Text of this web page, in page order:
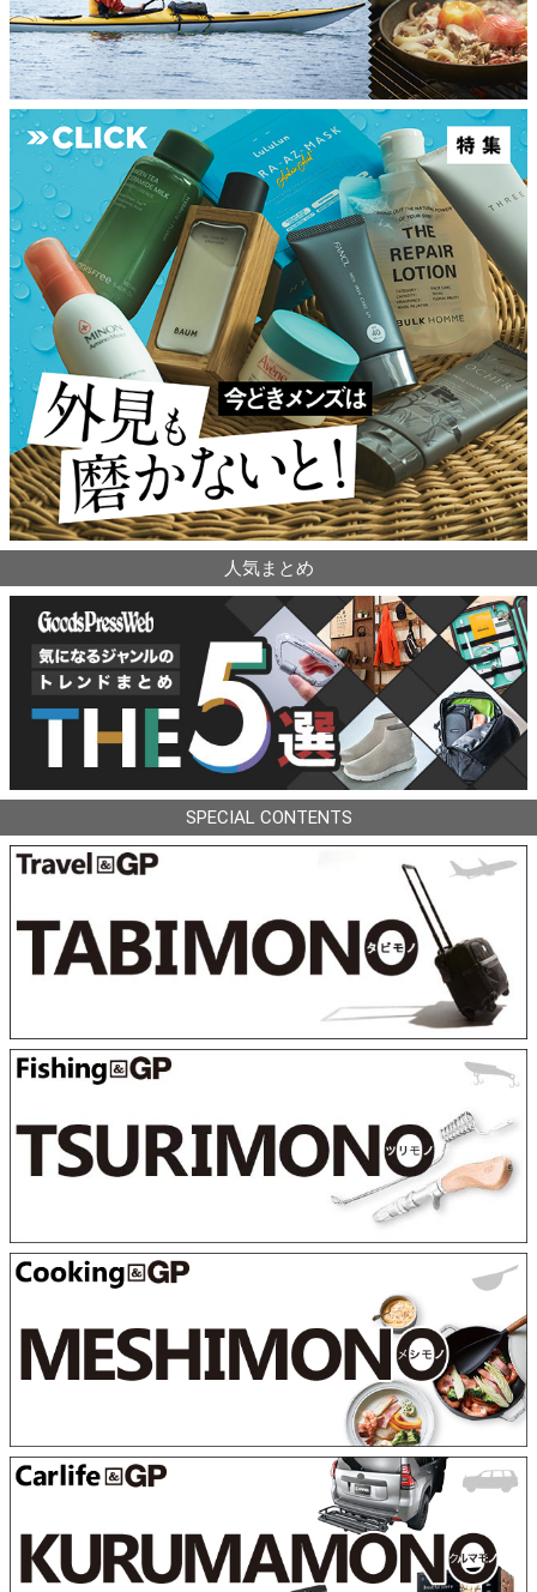
人気まとめ
SPECIAL CONTENTS